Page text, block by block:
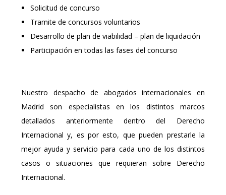
Solicitud de concurso
Tramite de concursos voluntarios
Desarrollo de plan de viabilidad – plan de liquidación
Participación en todas las fases del concurso
Nuestro despacho de abogados internacionales en
Madrid son especialistas en los distintos marcos
detallados anteriormente dentro del Derecho
Internacional y, es por esto, que pueden prestarle la
mejor ayuda y servicio para cada uno de los distintos
casos o situaciones que requieran sobre Derecho
Internacional.